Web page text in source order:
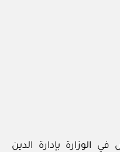
الوزارة بإدارة الدين